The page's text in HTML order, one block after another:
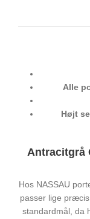
Alle
Højt
Antracitgrå
Hos NASSAU
passer lige
standardmål, da